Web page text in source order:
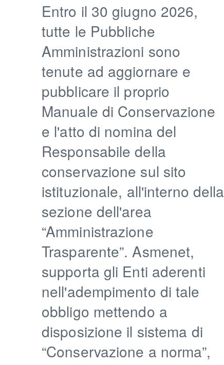
Entro il 30 giugno 2026,
tutte le Pubbliche
Amministrazioni sono
tenute ad aggiornare e
pubblicare il proprio
Manuale di Conservazione
e l'atto di nomina del
Responsabile della
conservazione sul sito
istituzionale, all'interno della
sezione dell'area
“Amministrazione
Trasparente”. Asmenet,
supporta gli Enti aderenti
nell'adempimento di tale
obbligo mettendo a
disposizione il sistema di
“Conservazione a norma”,